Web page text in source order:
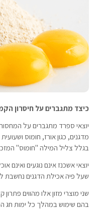
כיצד מתגברים על חיסרון
יוצאי ספרד מתגברים על
מדגנים, כגון אורז, חומוס
בגלל צליל המילה "חומוס"
יוצאי אשכנז אינם נוגעים ואינם
שעל פיה אכילת הדגנים נחשבת
שני מוצרי מזון אלו מהווים
בהם שימוש במהלך כל ימות חג